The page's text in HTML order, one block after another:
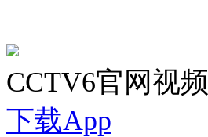
CCTV6官网视
下载App